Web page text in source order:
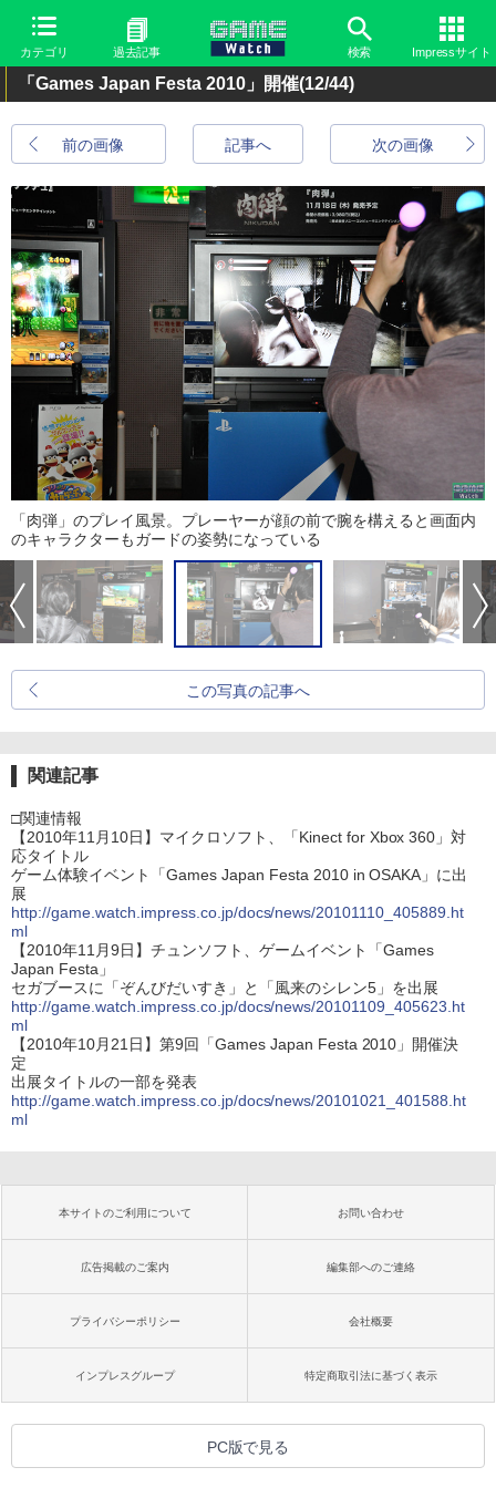
カテゴリ 過去記事 検索 Impressサイト
「Games Japan Festa 2010」開催(12/44)
前の画像 次の画像
記事へ
「肉弾」のプレイ風景。プレーヤーが顔の前で腕を構えると画面内
のキャラクターもガードの姿勢になっている
この写真の記事へ
関連記事
□関連情報
【2010年11月10日】マイクロソフト、「Kinect for Xbox 360」対
応タイトル
ゲーム体験イベント「Games Japan Festa 2010 in OSAKA」に出
展
http://game.watch.impress.co.jp/docs/news/20101110_405889.ht
ml
【2010年11月9日】チュンソフト、ゲームイベント「Games
Japan Festa」
セガブースに「ぞんびだいすき」と「風来のシレン5」を出展
http://game.watch.impress.co.jp/docs/news/20101109_405623.ht
ml
【2010年10月21日】第9回「Games Japan Festa 2010」開催決
定
出展タイトルの一部を発表
http://game.watch.impress.co.jp/docs/news/20101021_401588.ht
ml
本サイトのご利用について お問い合わせ
広告掲載のご案内 編集部へのご連絡
プライバシーポリシー 会社概要
インプレスグループ 特定商取引法に基づく表示
PC版で見る